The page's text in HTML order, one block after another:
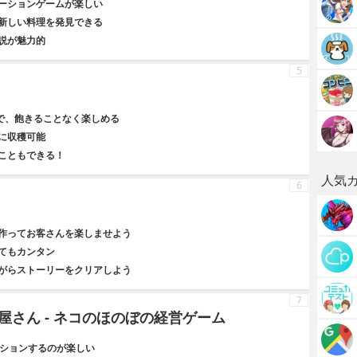
ションゲームが楽しい
しい料理を発見できる
が魅力的
飽きることなく楽しめる
収穫可能
ともできる！
5
ってお客さんを楽しませよう
もカンタン
らストーリーをクリアしよう
6
さん - ネコのほのぼの経営ゲーム
ョンするのが楽しい
7
人気